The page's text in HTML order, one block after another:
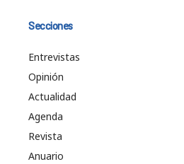
Secciones
Entrevistas
Opinión
Actualidad
Agenda
Revista
Anuario